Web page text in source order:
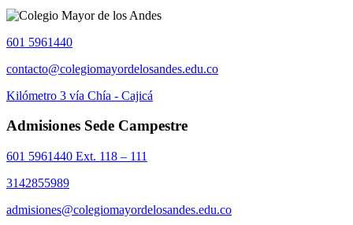
601 5961440
contacto@colegiomayordelosandes.edu.co
Kilómetro 3 vía Chía - Cajicá
Admisiones Sede Campestre
601 5961440 Ext. 118 – 111
3142855989
admisiones@colegiomayordelosandes.edu.co